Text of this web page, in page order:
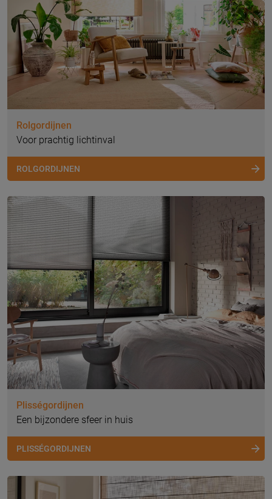
Rolgordijnen
Voor prachtig lichtinval
ROLGORDIJNEN
Plisségordijnen
Een bijzondere sfeer in huis
PLISSÉGORDIJNEN